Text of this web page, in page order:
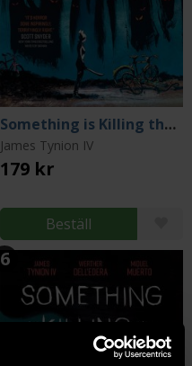
Something is Killing the Children Vol 1
James Tynion IV
179 kr
Beställ
6